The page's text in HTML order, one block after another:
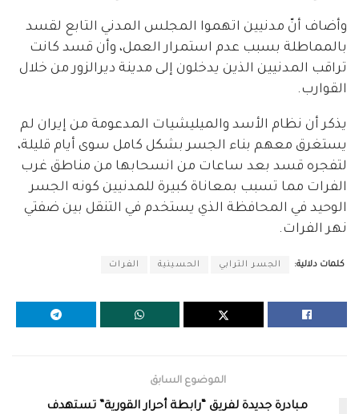
وأضاف أنّ مدنيين اتهموا المجلس المدني التابع لقسد
بالمماطلة بسبب عدم استمرار العمل، وأن قسد كانت
تراقب المدنيين الذين يدخلون إلى مدينة ديرالزور من خلال
القوارب.
يذكر أن نظام الأسد والميليشيات المدعومة من إيران لم
يستغرق معهم بناء الجسر بشكل كامل سوى أيام قليلة،
لتفجره قسد بعد ساعات من انسحابها من مناطق غرب
الفرات مما تسبب بمعاناة كبيرة للمدنيين كونه الجسر
الوحيد في المحافظة الذي يستخدم في التنقل بين ضفتي
نهر الفرات.
كلمات دلالية: الجسر الترابي الحسينية الفرات
الموضوع السابق
مبادرة جديدة لفريق “رابطة أحرار القورية” تستهدف